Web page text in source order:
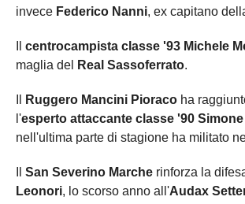
invece Federico Nanni, ex capitano
centrocampista classe '93 Michele
maglia del
Real Sassoferrato.
Ruggero Mancini Pioraco ha
l'esperto attaccante classe '90
nell'ultima parte di stagione ha militato
San Severino Marche rinforza la
Leonori, lo scorso anno all'Audax